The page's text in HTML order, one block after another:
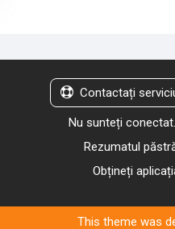
Contactați
Nu sunteți
Rezumatul
Obțineți
This theme was